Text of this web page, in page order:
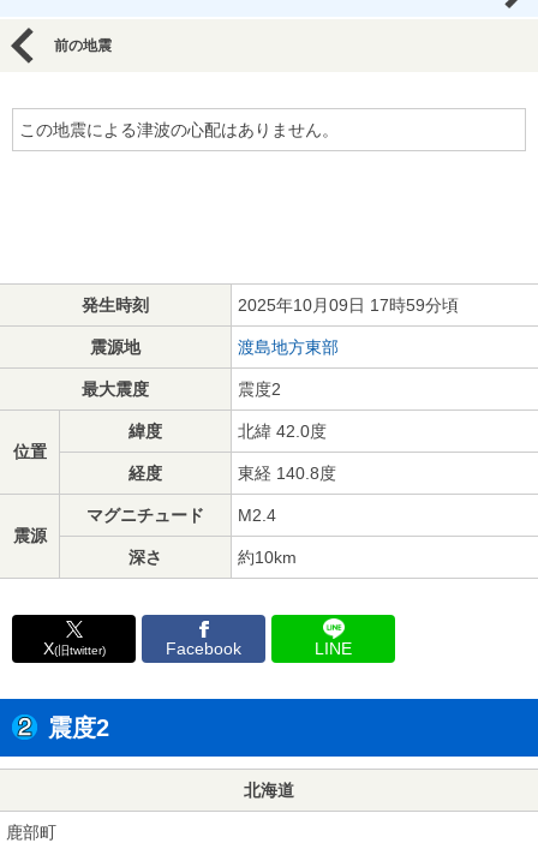
前の地震
この地震による津波の心配はありません。
発生時刻 2025年10月09日 17時59分頃
震源地 渡島地方東部
最大震度 震度2
位置
緯度 北緯 42.0度
経度 東経 140.8度
震源
マグニチュード M2.4
深さ 約10km
X(旧twitter) Facebook LINE
震度2
北海道
鹿部町